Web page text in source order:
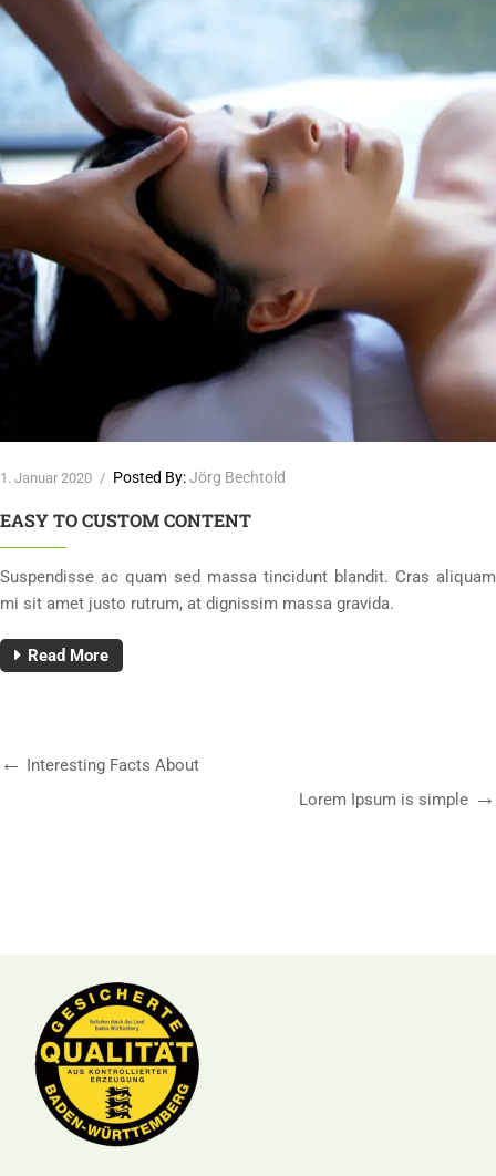
1. Januar 2020 / Posted By:Jörg Bechtold
EASY TO CUSTOM CONTENT
Suspendisse ac quam sed massa tincidunt blandit. Cras aliquam
mi sit amet justo rutrum, at dignissim massa gravida.
Read More
Interesting Facts About
Lorem Ipsum is simple